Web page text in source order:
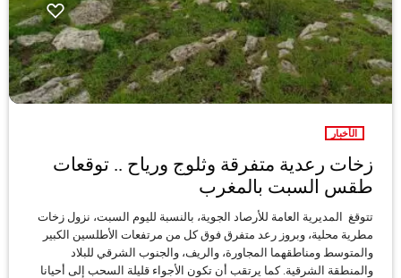
الأخبار
زخات رعدية متفرقة وثلوج ورياح .. توقعات
طقس السبت بالمغرب
تتوقغ المديرية العامة للأرصاد الجوية، بالنسبة لليوم السبت، نزول زخات
مطرية محلية، وبروز رعد متفرق فوق كل من مرتفعات الأطلسين الكبير
والمتوسط ومناطقهما المجاورة، والريف، والجنوب الشرقي للبلاد
والمنطقة الشرقية. كما يرتقب أن تكون الأجواء قليلة السحب إلى أحيانا